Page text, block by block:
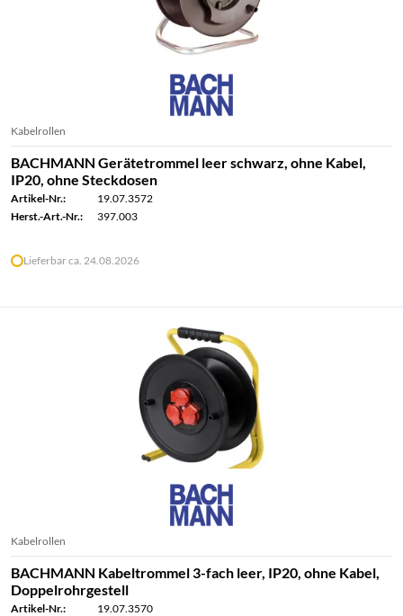
Kabelrollen
BACHMANN Gerätetrommel leer schwarz, ohne Kabel,
IP20, ohne Steckdosen
Artikel-Nr.:
19.07.3572
Herst.-Art.-Nr.:
397.003
Lieferbar ca. 24.08.2026
Kabelrollen
BACHMANN Kabeltrommel 3-fach leer, IP20, ohne Kabel,
Doppelrohrgestell
Artikel-Nr.:
19.07.3570